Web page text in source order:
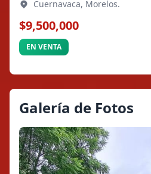
Cuernavaca, Morelos.
$9,500,000
EN VENTA
Galería de Fotos